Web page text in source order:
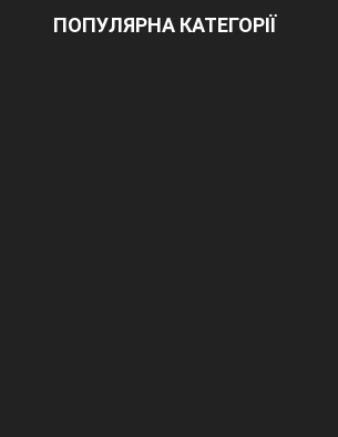
ПОПУЛЯРНА КАТЕГОРІЇ